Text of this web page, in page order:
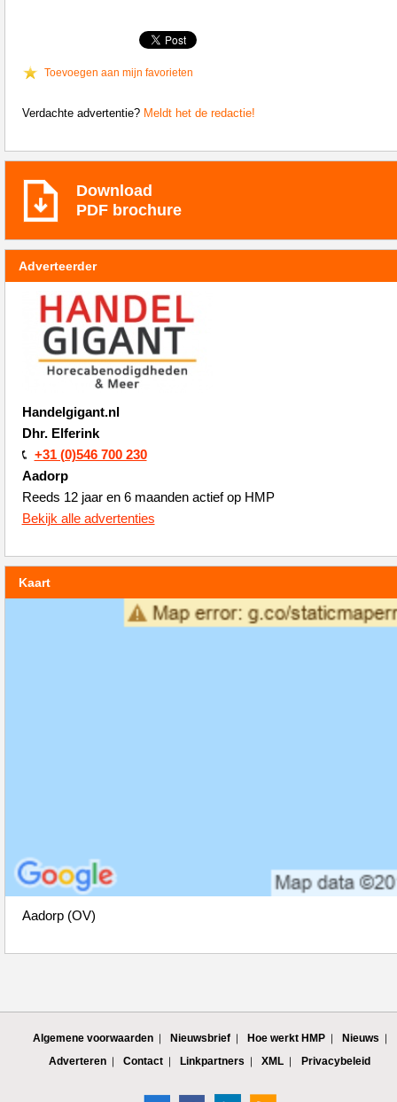
Toevoegen aan mijn favorieten
Verdachte advertentie? Meldt het de redactie!
Download
PDF brochure
Adverteerder
Handelgigant.nl
Dhr. Elferink
+31 (0)546 700 230
Aadorp
Reeds 12 jaar en 6 maanden actief op HMP
Bekijk alle advertenties
Kaart
Aadorp (OV)
Algemene voorwaarden Nieuwsbrief Hoe werkt HMP
Nieuws
Adverteren
Contact Linkpartners XML Privacybeleid